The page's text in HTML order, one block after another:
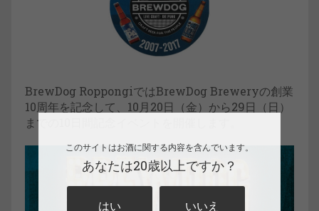
BrewDog RoppongiではBrewDog Breweryの創業
10周年を記念して、10月20日（金）から29日（日）
までの10日間記念イベントを開催します。
このサイトはお酒に関する内容を含んでいます。
あなたは20歳以上ですか？
はい いいえ